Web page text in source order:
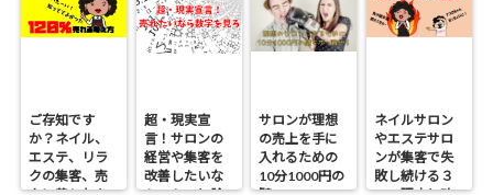
ご存知です
か？ネイル、
エステ、リラ
クの集客、売
超・現実宣
言！サロンの
経営や集客を
改善したいな
サロンが理想
の売上を手に
入れるための
10分1000円の
ネイルサロン
やエステサロ
ンが集客で失
敗し続ける３